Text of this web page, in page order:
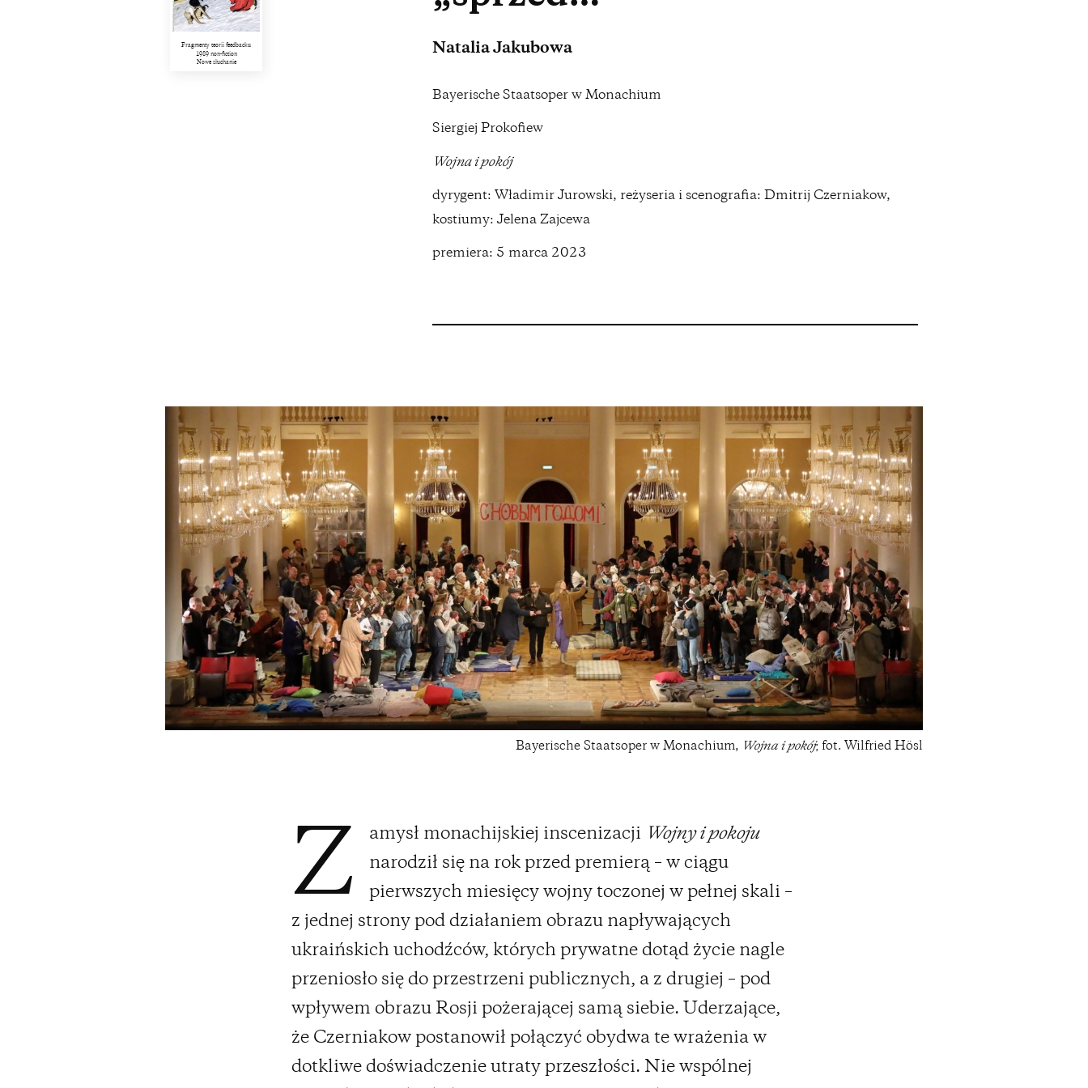
Fragmenty teorii feedbacku
1989 non-fiction
Nowe słuchanie
Natalia Jakubowa
Bayerische Staatsoper w Monachium
Siergiej Prokofiew
Wojna i pokój
dyrygent: Władimir Jurowski, reżyseria i scenografia: Dmitrij Czerniakow,
kostiumy: Jelena Zajcewa
premiera: 5 marca 2023
Bayerische Staatsoper w Monachium, Wojna i pokój; fot. Wilfried Hösl
Z amysł monachijskiej inscenizacji Wojny i pokoju
narodził się na rok przed premierą – w ciągu
pierwszych miesięcy wojny toczonej w pełnej skali –
z jednej strony pod działaniem obrazu napływających
ukraińskich uchodźców, których prywatne dotąd życie nagle
przeniosło się do przestrzeni publicznych, a z drugiej – pod
wpływem obrazu Rosji pożerającej samą siebie. Uderzające,
że Czerniakow postanowił połączyć obydwa te wrażenia w
dotkliwe doświadczenie utraty przeszłości. Nie wspólnej